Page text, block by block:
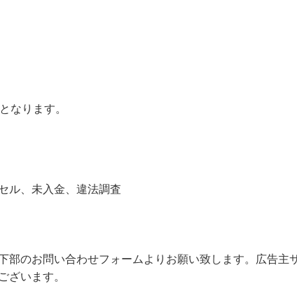
なります。
ル、未入金、違法調査
のお問い合わせフォームよりお願い致します。広告主
ざいます。